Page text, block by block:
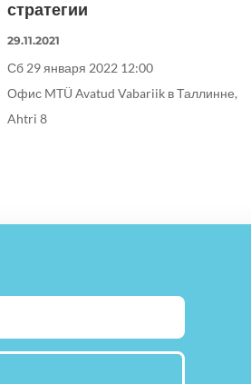
стратегии
29.11.2021
Сб 29 января 2022 12:00
Офис MTÜ Avatud Vabariik в Таллинне,
Ahtri 8